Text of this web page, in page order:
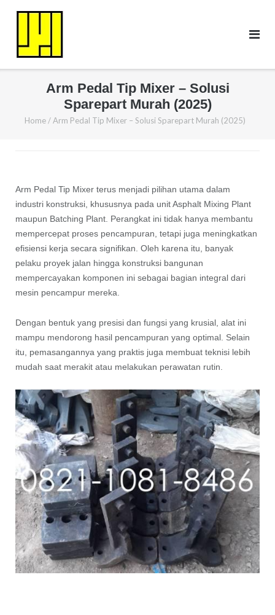
Arm Pedal Tip Mixer – Solusi
Sparepart Murah (2025)
Home/Arm Pedal Tip Mixer – Solusi Sparepart Murah (2025)
Arm Pedal Tip Mixer terus menjadi pilihan utama dalam
industri konstruksi, khususnya pada unit Asphalt Mixing Plant
maupun Batching Plant. Perangkat ini tidak hanya membantu
mempercepat proses pencampuran, tetapi juga meningkatkan
efisiensi kerja secara signifikan. Oleh karena itu, banyak
pelaku proyek jalan hingga konstruksi bangunan
mempercayakan komponen ini sebagai bagian integral dari
mesin pencampur mereka.
Dengan bentuk yang presisi dan fungsi yang krusial, alat ini
mampu mendorong hasil pencampuran yang optimal. Selain
itu, pemasangannya yang praktis juga membuat teknisi lebih
mudah saat merakit atau melakukan perawatan rutin.